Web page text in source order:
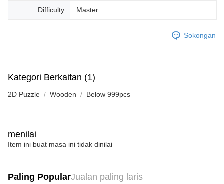
Difficulty Master
Sokongan
Kategori Berkaitan (1)
2D Puzzle Wooden Below 999pcs
menilai
Item ini buat masa ini tidak dinilai
Paling PopularJualan paling laris